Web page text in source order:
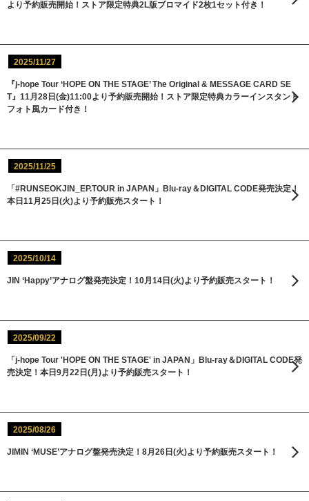
より予約販売開始！ストア限定特典2L版ブロマイド2枚1セット付き！
2025/11/27
『j-hope Tour ‘HOPE ON THE STAGE’ The Original & MESSAGE CARD SE
T』11月28日(金)11:00より予約販売開始！ストア限定特典カラーインスタント
フォト風カード付き！
2025/11/25
「#RUNSEOKJIN_EP.TOUR in JAPAN」Blu-ray＆DIGITAL CODE発売決定！
本日11月25日(火)より予約販売スタート！
2025/10/14
JIN ‘Happy’アナログ盤発売決定！10月14日(火)より予約販売スタート！
2025/09/22
「j-hope Tour 'HOPE ON THE STAGE' in JAPAN」Blu-ray＆DIGITAL CODE発
売決定！本日9月22日(月)より予約販売スタート！
2025/08/26
JIMIN ‘MUSE’アナログ盤発売決定！8月26日(火)より予約販売スタート！